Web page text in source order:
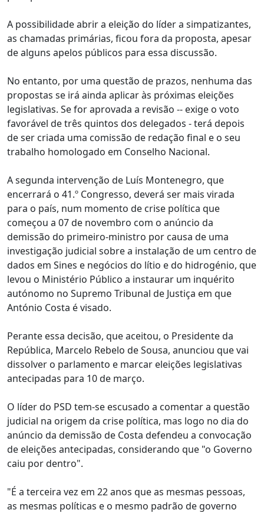
A possibilidade abrir a eleição do líder a simpatizantes,
as chamadas primárias, ficou fora da proposta, apesar
de alguns apelos públicos para essa discussão.
No entanto, por uma questão de prazos, nenhuma das
propostas se irá ainda aplicar às próximas eleições
legislativas. Se for aprovada a revisão -- exige o voto
favorável de três quintos dos delegados - terá depois
de ser criada uma comissão de redação final e o seu
trabalho homologado em Conselho Nacional.
A segunda intervenção de Luís Montenegro, que
encerrará o 41.º Congresso, deverá ser mais virada
para o país, num momento de crise política que
começou a 07 de novembro com o anúncio da
demissão do primeiro-ministro por causa de uma
investigação judicial sobre a instalação de um centro de
dados em Sines e negócios do lítio e do hidrogénio, que
levou o Ministério Público a instaurar um inquérito
autónomo no Supremo Tribunal de Justiça em que
António Costa é visado.
Perante essa decisão, que aceitou, o Presidente da
República, Marcelo Rebelo de Sousa, anunciou que vai
dissolver o parlamento e marcar eleições legislativas
antecipadas para 10 de março.
O líder do PSD tem-se escusado a comentar a questão
judicial na origem da crise política, mas logo no dia do
anúncio da demissão de Costa defendeu a convocação
de eleições antecipadas, considerando que "o Governo
caiu por dentro".
"É a terceira vez em 22 anos que as mesmas pessoas,
as mesmas políticas e o mesmo padrão de governo